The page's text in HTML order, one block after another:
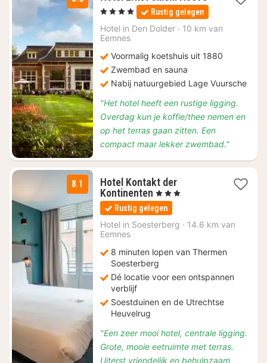
nacht
vanaf
€
, 4 Sterren Rustig gelegen
Hotel in Den Dolder · 10 km van
Eemnes
Voormalig koetshuis uit 1880
Zwembad en sauna
Nabij natuurgebied Lage Vuursche
"Het hotel heeft een rustige ligging.
Overdag kun je koffie/thee nemen en
op het terras gaan zitten. Een
compact maar lekker zwembad."
8.1
Hotel Kontakt der
Kontinenten 1
nacht
vanaf
€
, 3 Sterren
Rustig gelegen
Hotel in Soesterberg · 14.6 km van
Eemnes
8 minuten lopen van Thermen
Soesterberg
Dé locatie voor een ontspannen
verblijf
Soestduinen en de Utrechtse
Heuvelrug
"Een zeer mooi hotel, centrale ligging.
Grote, mooie eetruimte met terras.
Uiterst vriendelijk en behulpzaam